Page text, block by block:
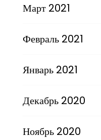
Март 2021
Февраль 2021
Январь 2021
Декабрь 2020
Ноябрь 2020